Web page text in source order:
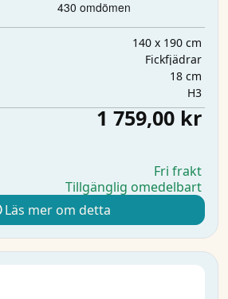
140 x 190 cm
Fickfjädrar
18 cm
H3
1 759,00 kr
Fri frakt
Tillgänglig omedelbart
Läs mer om detta